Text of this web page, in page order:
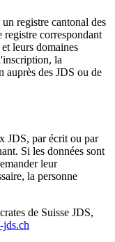
registre cantonal des
registre correspondant
leurs domaines
la
des JDS ou de
JDS, par écrit ou par
Si les données sont
leur
la personne
de Suisse JDS,